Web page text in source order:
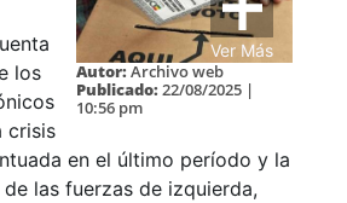
Ver Más
Autor: Archivo web
Publicado: 22/08/2025 |
10:56 pm
los
crisis
en el último período y la
las fuerzas de izquierda,